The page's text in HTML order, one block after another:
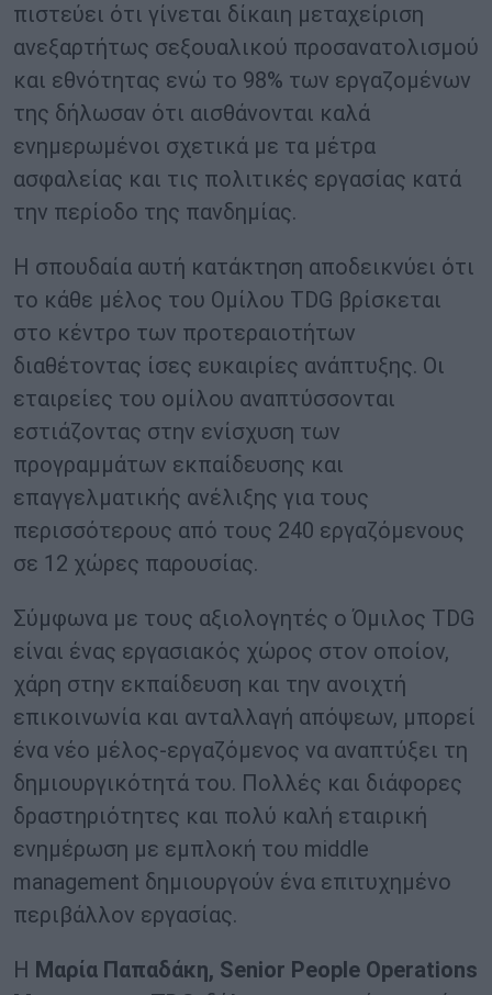
πιστεύει ότι γίνεται δίκαιη μεταχείριση
ανεξαρτήτως σεξουαλικού προσανατολισμού
και εθνότητας ενώ το 98% των εργαζομένων
της δήλωσαν ότι αισθάνονται καλά
ενημερωμένοι σχετικά με τα μέτρα
ασφαλείας και τις πολιτικές εργασίας κατά
την περίοδο της πανδημίας.
Η σπουδαία αυτή κατάκτηση αποδεικνύει ότι
το κάθε μέλος του Ομίλου TDG βρίσκεται
στο κέντρο των προτεραιοτήτων
διαθέτοντας ίσες ευκαιρίες ανάπτυξης. Οι
εταιρείες του ομίλου αναπτύσσονται
εστιάζοντας στην ενίσχυση των
προγραμμάτων εκπαίδευσης και
επαγγελματικής ανέλιξης για τους
περισσότερους από τους 240 εργαζόμενους
σε 12 χώρες παρουσίας.
Σύμφωνα με τους αξιολογητές ο Όμιλος TDG
είναι ένας εργασιακός χώρος στον οποίον,
χάρη στην εκπαίδευση και την ανοιχτή
επικοινωνία και ανταλλαγή απόψεων, μπορεί
ένα νέο μέλος-εργαζόμενος να αναπτύξει τη
δημιουργικότητά του. Πολλές και διάφορες
δραστηριότητες και πολύ καλή εταιρική
ενημέρωση με εμπλοκή του middle
management δημιουργούν ένα επιτυχημένο
περιβάλλον εργασίας.
Η Μαρία Παπαδάκη, Senior People Operations